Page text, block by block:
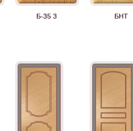
Б-35 3 БНТ
Д-35 Н Д-35 С